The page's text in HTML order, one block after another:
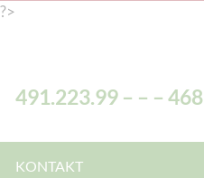
?>
491.223.99 – – – 468
KONTAKT